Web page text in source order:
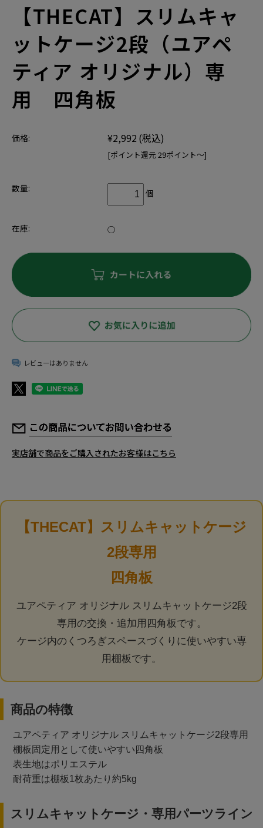
小動物
YourPetiaについて
サイトマップ
特定商取引法に関する表示
個人情報の取り扱いについて
よくある質問
お問い合わせ
【THECAT】スリムキャ
ットケージ2段（ユアペ
ティア オリジナル）専
用 四角板
価格: ¥2,992 (税込)
[ポイント還元 29ポイント～]
数量: 個
在庫: ○
レビューはありません
実店舗で商品をご購入されたお客様はこちら
【THECAT】スリムキャットケージ
2段専用
四角板
ユアペティア オリジナル スリムキャットケージ2段
専用の交換・追加用四角板です。
ケージ内のくつろぎスペースづくりに使いやすい専
用棚板です。
商品の特徴
ユアペティア オリジナル スリムキャットケージ2段専用
棚板固定用として使いやすい四角板
表生地はポリエステル
耐荷重は棚板1枚あたり約5kg
スリムキャットケージ・専用パーツライン